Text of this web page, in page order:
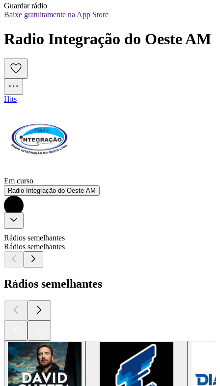
Guardar rádio
Baixe gratuitamente na App Store
Radio Integração do Oeste AM
Hits
Em curso
Radio Integração do Oeste AM
Rádios semelhantes
Rádios semelhantes
Rádios semelhantes